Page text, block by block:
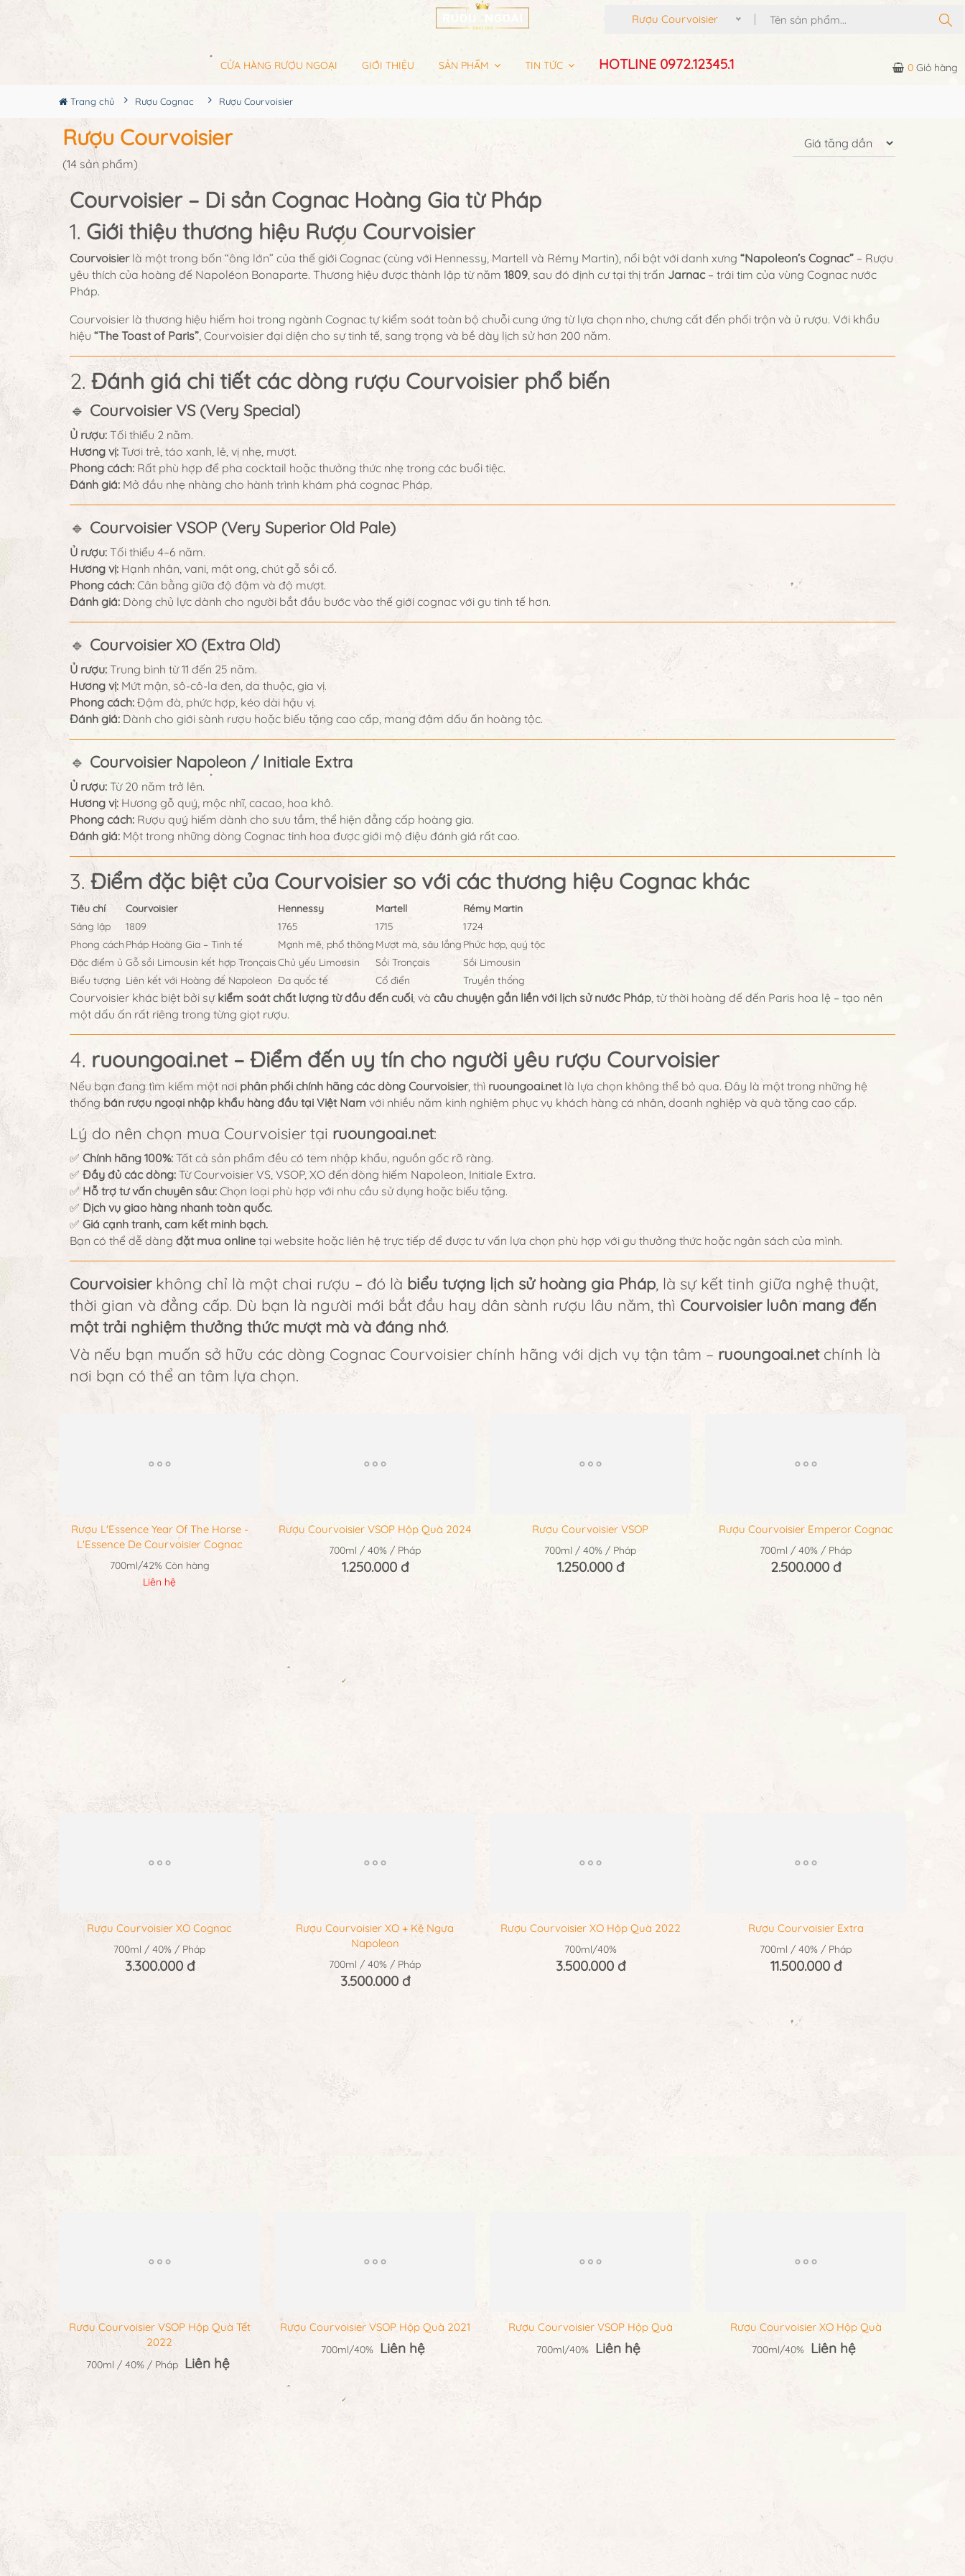
Rượu Courvoisier
CỬA HÀNG RƯỢU NGOẠI GIỚI THIỆU SẢN PHẨM TIN TỨC HOTLINE 0972.12345.1 0 Giỏ hàng
Trang chủ Rượu Cognac Rượu Courvoisier
Rượu Courvoisier
(14 sản phẩm)
Courvoisier – Di sản Cognac Hoàng Gia từ Pháp
1. Giới thiệu thương hiệu Rượu Courvoisier
Courvoisierlà một trong bốn “ông lớn” của thế giới Cognac (cùng với Hennessy, Martell và Rémy Martin), nổi bật với danh xưng “Napoleon’s Cognac” – Rượu
yêu thích của hoàng đế Napoléon Bonaparte. Thương hiệu được thành lập từ năm 1809, sau đó định cư tại thị trấn Jarnac– trái tim của vùng Cognac nước
Pháp.
Courvoisier là thương hiệu hiếm hoi trong ngành Cognac tự kiểm soát toàn bộ chuỗi cung ứng từ lựa chọn nho, chưng cất đến phối trộn và ủ rượu. Với khẩu
hiệu “The Toast of Paris”, Courvoisier đại diện cho sự tinh tế, sang trọng và bề dày lịch sử hơn 200 năm.
2.Đánh giá chi tiết các dòng rượu Courvoisier phổ biến
🔹 Courvoisier VS (Very Special)
Ủ rượu: Tối thiểu 2 năm.
Hương vị: Tươi trẻ, táo xanh, lê, vị nhẹ, mượt.
Phong cách: Rất phù hợp để pha cocktail hoặc thưởng thức nhẹ trong các buổi tiệc.
Đánh giá: Mở đầu nhẹ nhàng cho hành trình khám phá cognac Pháp.
🔹 Courvoisier VSOP (Very Superior Old Pale)
Ủ rượu: Tối thiểu 4–6 năm.
Hương vị: Hạnh nhân, vani, mật ong, chút gỗ sồi cổ.
Phong cách: Cân bằng giữa độ đậm và độ mượt.
Đánh giá: Dòng chủ lực dành cho người bắt đầu bước vào thế giới cognac với gu tinh tế hơn.
🔹 Courvoisier XO (Extra Old)
Ủ rượu: Trung bình từ 11 đến 25 năm.
Hương vị: Mứt mận, sô-cô-la đen, da thuộc, gia vị.
Phong cách: Đậm đà, phức hợp, kéo dài hậu vị.
Đánh giá: Dành cho giới sành rượu hoặc biếu tặng cao cấp, mang đậm dấu ấn hoàng tộc.
🔹 Courvoisier Napoleon / Initiale Extra
Ủ rượu: Từ 20 năm trở lên.
Hương vị: Hương gỗ quý, mộc nhĩ, cacao, hoa khô.
Phong cách: Rượu quý hiếm dành cho sưu tầm, thể hiện đẳng cấp hoàng gia.
Đánh giá: Một trong những dòng Cognac tinh hoa được giới mộ điệu đánh giá rất cao.
3. Điểm đặc biệt của Courvoisier so với các thương hiệu Cognac khác
Tiêu chí Courvoisier Hennessy Martell
Rémy Martin
Sáng lập
1809 1765 1715
1724
Phong cách Pháp Hoàng Gia – Tinh tế Mạnh mẽ, phổ thông Mượt mà, sâu lắng Phức hợp, quý tộc
Đặc điểm ủ Gỗ sồi Limousin kết hợp TronçaisChủ yếu Limousin Sồi Tronçais
Sồi Limousin
Biểu tượng Liên kết với Hoàng đế Napoleon Đa quốc tế Cổ điển Truyền thống
Courvoisier khác biệt bởi sự kiểm soát chất lượng từ đầu đến cuối, và câu chuyện gắn liền với lịch sử nước Pháp, từ thời hoàng đế đến Paris hoa lệ – tạo nên
một dấu ấn rất riêng trong từng giọt rượu.
4. ruoungoai.net – Điểm đến uy tín cho người yêu rượu Courvoisier
Nếu bạn đang tìm kiếm một nơi phân phối chính hãng các dòng Courvoisier, thì ruoungoai.netlà lựa chọn không thể bỏ qua. Đây là một trong những hệ
thốngbán rượu ngoại nhập khẩu hàng đầu tại Việt Nam với nhiều năm kinh nghiệm phục vụ khách hàng cá nhân, doanh nghiệp và quà tặng cao cấp.
Lý do nên chọn mua Courvoisier tại ruoungoai.net:
✅ Chính hãng 100%: Tất cả sản phẩm đều có tem nhập khẩu, nguồn gốc rõ ràng.
✅ Đầy đủ các dòng: Từ Courvoisier VS, VSOP, XO đến dòng hiếm Napoleon, Initiale Extra.
✅ Hỗ trợ tư vấn chuyên sâu: Chọn loại phù hợp với nhu cầu sử dụng hoặc biếu tặng.
✅ Dịch vụ giao hàng nhanh toàn quốc.
✅ Giá cạnh tranh, cam kết minh bạch.
Bạn có thể dễ dàng đặt mua online tại website hoặc liên hệ trực tiếp để được tư vấn lựa chọn phù hợp với gu thưởng thức hoặc ngân sách của mình.
Courvoisierkhông chỉ là một chai rượu – đó là biểu tượng lịch sử hoàng gia Pháp, là sự kết tinh giữa nghệ thuật,
thời gian và đẳng cấp. Dù bạn là người mới bắt đầu hay dân sành rượu lâu năm, thì Courvoisier luôn mang đến
một trải nghiệm thưởng thức mượt mà và đáng nhớ.
Và nếu bạn muốn sở hữu các dòng Cognac Courvoisier chính hãng với dịch vụ tận tâm – ruoungoai.netchính là
nơi bạn có thể an tâm lựa chọn.
Rượu L'Essence Year Of The Horse -
L'Essence De Courvoisier Cognac
700ml/42% Còn hàng
Liên hệ
Rượu Courvoisier VSOP Hộp Quà 2024
700ml / 40% / Pháp
1.250.000 đ
Rượu Courvoisier VSOP
700ml / 40% / Pháp
1.250.000 đ
Rượu Courvoisier Emperor Cognac
700ml / 40% / Pháp
2.500.000 đ
Rượu Courvoisier XO Cognac
700ml / 40% / Pháp
3.300.000 đ
Rượu Courvoisier XO + Kệ Ngựa
Napoleon
700ml / 40% / Pháp
3.500.000 đ
Rượu Courvoisier XO Hộp Quà 2022
700ml/40%
3.500.000 đ
Rượu Courvoisier Extra
700ml / 40% / Pháp
Rượu Courvoisier VSOP Hộp Quà Tết
2022
700ml / 40% / Pháp Liên hệ
Rượu Courvoisier VSOP Hộp Quà 2021
700ml/40% Liên hệ
Rượu Courvoisier VSOP Hộp Quà
700ml/40% Liên hệ
Rượu Courvoisier XO Hộp Quà
700ml/40% Liên hệ